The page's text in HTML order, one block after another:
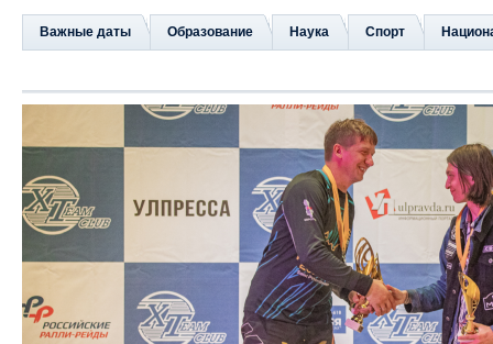
Важные даты Образование Наука Спорт